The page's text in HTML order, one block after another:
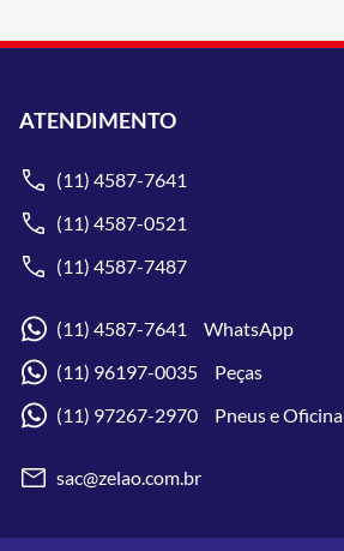
ATENDIMENTO
(11) 4587-7641
(11) 4587-0521
(11) 4587-7487
(11) 4587-7641 WhatsApp
(11) 96197-0035 Peças
(11) 97267-2970 Pneus e Oficina
sac@zelao.com.br